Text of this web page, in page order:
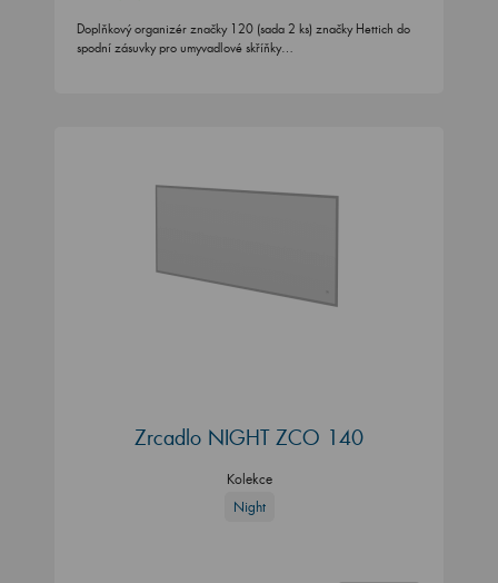
Doplňkový organizér značky 120 (sada 2 ks) značky Hettich do
spodní zásuvky pro umyvadlové skříňky…
Zrcadlo NIGHT ZCO 140
Kolekce
Night